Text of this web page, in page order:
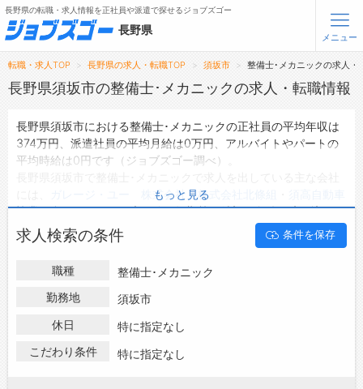
無料会員登録 ログイン
メニュー
トップ
タップで簡単に求人を探す
【初めての方へ】
長野県の求人検索で選ばれる理由
転職支援サービス
長野県の転職・求人情報を正社員や派遣で探せるジョブズゴー
長野県
メニュー
転職・求人TOP 長野県の求人・転職TOP 須坂市 整備士･メカニックの求人・
長野県須坂市の整備士･メカニックの求人・転職情報
長野県須坂市における整備士･メカニックの正社員の平均年収は
374万円、派遣社員の平均月給は0万円、アルバイトやパートの
平均時給は0円です（ジョブズゴー調べ）。
ガレージ・ユー 株式会社 ・株式会社北條組
協業組合などがあり、未経験や短期等ご希望の条件で絞り込みが
できます。
長野県須坂市の地域密着型の求人サイトであるジョブズゴーでは
長野県須坂市の求人情報を8件取り扱っており、そのうち
は7件、 派遣社員の求人は0件、
は0件です。
第二新卒から50代・60代以上の方の再就職も可能です。 長野県
須坂市で整備士･メカニックの求人・転職情報を探している方
は、ぜひ興味のある職種に応募してみてくださいね。
もっと見る
求人検索の条件 条件を保存
職種
整備士･メカニック
勤務地
須坂市
休日
特に指定なし
こだわり条件
特に指定なし